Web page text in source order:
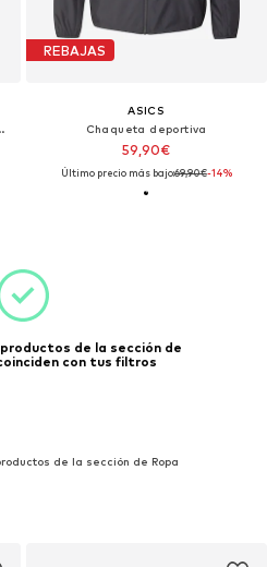
PACKABLE'
REBAJAS
ASICS
Chaqueta deportiva
59,90€
Último precio más bajo:69,90€-14%
de la sección de
con tus filtros
de la sección de Ropa